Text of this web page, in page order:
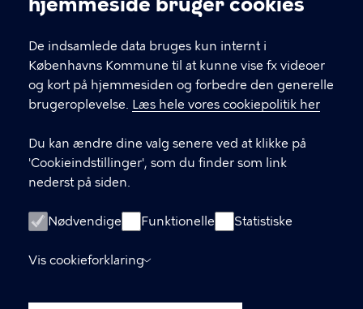
De indsamlede data bruges kun internt i
Københavns Kommune til at kunne vise fx videoer
og kort på hjemmesiden og forbedre den generelle
brugeroplevelse. Læs hele vores cookiepolitik her
Du kan ændre dine valg senere ved at klikke på
'Cookieindstillinger', som du finder som link
nederst på siden.
Nødvendige Funktionelle Statistiske
Vis cookieforklaring
kontaktoplysninger, åbningstider osv.
KONTAKT
Københavns Kommune Nyropsgade 3, 1602
33 66 33 66
LINKS
Tilmeld dig vores nyhedsbrev